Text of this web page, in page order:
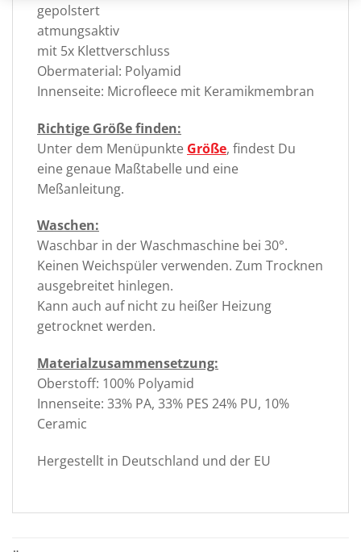
gepolstert
atmungsaktiv
mit 5x Klettverschluss
Obermaterial: Polyamid
Innenseite: Microfleece mit Keramikmembran
Richtige Größe finden:
Unter dem Menüpunkte Größe, findest Du
eine genaue Maßtabelle und eine
Meßanleitung.
Waschen:
Waschbar in der Waschmaschine bei 30°.
Keinen Weichspüler verwenden. Zum Trocknen
ausgebreitet hinlegen.
Kann auch auf nicht zu heißer Heizung
getrocknet werden.
Materialzusammensetzung:
Oberstoff: 100% Polyamid
Innenseite: 33% PA, 33% PES 24% PU, 10%
Ceramic
Hergestellt in Deutschland und der EU